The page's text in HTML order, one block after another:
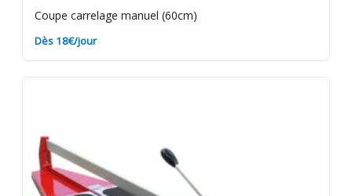
Coupe carrelage manuel (60cm)
Dès 18€/jour